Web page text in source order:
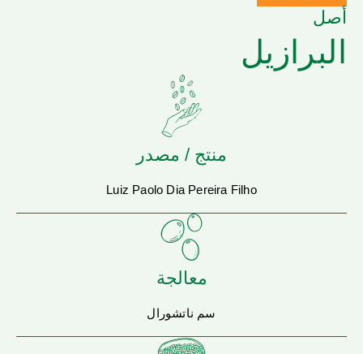
أصل
البرازيل
منتج / مصدر
Luiz Paolo Dia Pereira Filho
معالجة
سم ناتشورال